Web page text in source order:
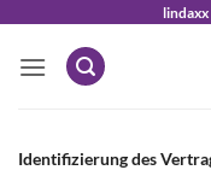
springen
Identifizierung des